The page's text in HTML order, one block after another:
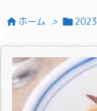
 ホーム > 